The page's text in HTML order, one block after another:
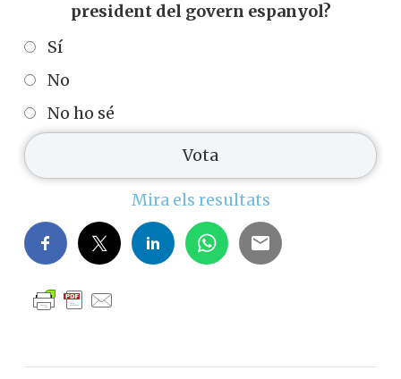
president del govern espanyol?
Sí
No
No ho sé
Mira els resultats